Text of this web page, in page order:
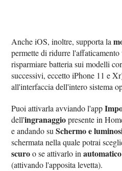
Anche iOS, inoltre, supporta la
permette di ridurre
risparmiare batteria sui modelli
successivi, eccetto iPhone 11 e
all'interfaccia dell'intero sistema
Puoi attivarla avviando l'app
dell'ingranaggiopresente in
e andando suSchermo e
schermata nella quale potrai
scuroo se attivarlo inautomatico
(attivando l'apposita levetta).